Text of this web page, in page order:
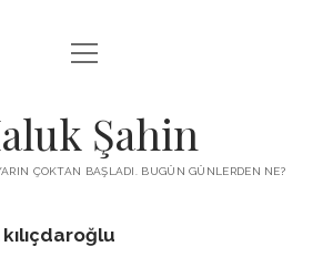
KUTUP YILDIZI
MENDIREK YAZILARI
ADA
PROGRAMLAR
menüyü
aç
Şahin
ÇOKTAN BAŞLADI. BUGÜN GÜNLERDEN NE?